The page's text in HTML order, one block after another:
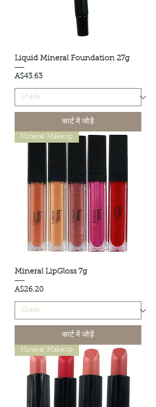
Liquid Mineral Foundation 27g
मूल्य
A$43.63
कार्ट में जोड़ें
Mineral Makeup
Mineral LipGloss 7g
मूल्य
A$26.20
कार्ट में जोड़ें
Mineral Makeup